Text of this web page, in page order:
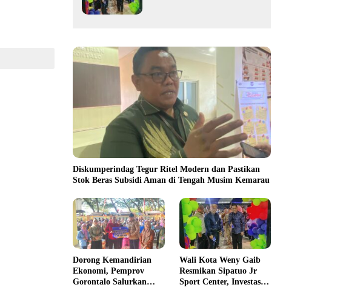
Diskumperindag Tegur Ritel Modern dan Pastikan
Stok Beras Subsidi Aman di Tengah Musim Kemarau
Dorong Kemandirian
Ekonomi, Pemprov
Gorontalo Salurkan
Wali Kota Weny Gaib
Resmikan Sipatuo Jr
Sport Center, Investasi